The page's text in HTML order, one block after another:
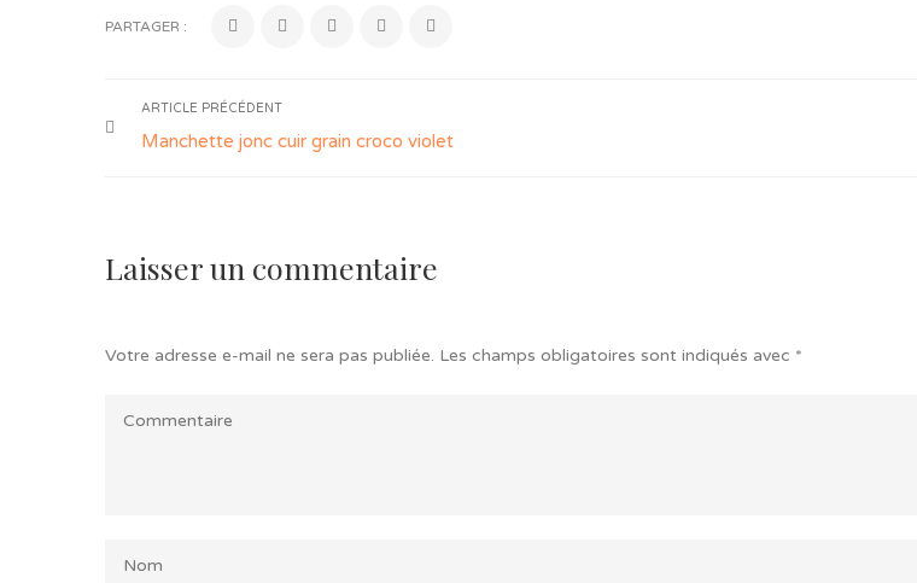
PARTAGER :
ARTICLE PRÉCÉDENT
Manchette jonc cuir grain croco violet
Laisser un commentaire
Votre adresse e-mail ne sera pas publiée. Les champs obligatoires sont indiqués avec *